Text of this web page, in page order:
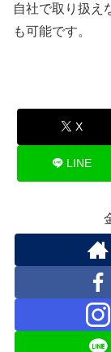
自社で取り扱え
も可能です。
X
LINE